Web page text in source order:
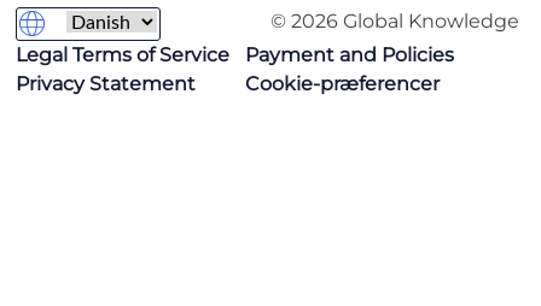
© 2026 Global Knowledge
Legal Terms of Service
Payment and Policies
Privacy Statement
Cookie-præferencer